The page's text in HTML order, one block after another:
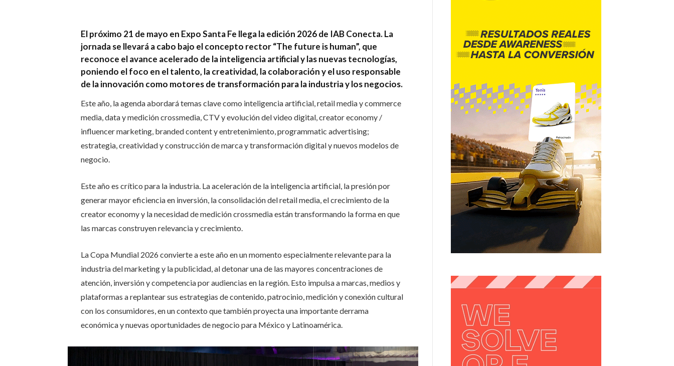
El próximo 21 de mayo en Expo Santa Fe llega la edición 2026 de IAB Conecta. La
jornada se llevará a cabo bajo el concepto rector “The future is human”, que
reconoce el avance acelerado de la inteligencia artificial y las nuevas tecnologías,
poniendo el foco en el talento, la creatividad, la colaboración y el uso responsable
de la innovación como motores de transformación para la industria y los negocios.
Este año, la agenda abordará temas clave como inteligencia artificial, retail media y commerce
media, data y medición crossmedia, CTV y evolución del video digital, creator economy /
influencer marketing, branded content y entretenimiento, programmatic advertising;
estrategia, creatividad y construcción de marca y transformación digital y nuevos modelos de
negocio.
Este año es crítico para la industria. La aceleración de la inteligencia artificial, la presión por
generar mayor eficiencia en inversión, la consolidación del retail media, el crecimiento de la
creator economy y la necesidad de medición crossmedia están transformando la forma en que
las marcas construyen relevancia y crecimiento.
La Copa Mundial 2026 convierte a este año en un momento especialmente relevante para la
industria del marketing y la publicidad, al detonar una de las mayores concentraciones de
atención, inversión y competencia por audiencias en la región. Esto impulsa a marcas, medios y
plataformas a replantear sus estrategias de contenido, patrocinio, medición y conexión cultural
con los consumidores, en un contexto que también proyecta una importante derrama
económica y nuevas oportunidades de negocio para México y Latinoamérica.